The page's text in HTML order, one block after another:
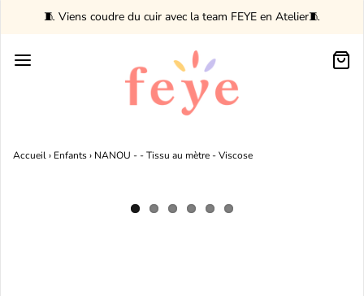
🧵 Viens coudre du cuir avec la team FEYE en Atelier🧵
Accueil› Enfants› NANOU - - Tissu au mètre - Viscose